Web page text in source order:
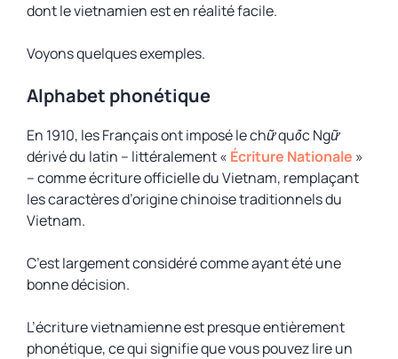
dont le vietnamien est en réalité facile.
Voyons quelques exemples.
Alphabet phonétique
En 1910, les Français ont imposé lechữ quốc Ngữ
dérivé du latin – littéralement « Écriture Nationale »
– comme écriture officielle du Vietnam, remplaçant
les caractères d’origine chinoise traditionnels du
Vietnam.
C’est largement considéré comme ayant été une
bonne décision.
L’écriture vietnamienne est presque entièrement
phonétique, ce qui signifie que vous pouvez lire un